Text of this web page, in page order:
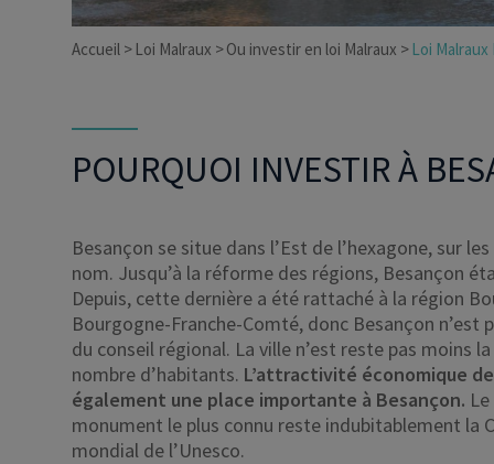
Accueil Loi Malraux Ou investir en loi Malraux Loi
POURQUOI INVESTIR À
Besançon se situe dans l’Est de l’hexagone, sur
nom. Jusqu’à la réforme des régions, Besançon
Depuis, cette dernière a été rattaché à la région
Bourgogne-Franche-Comté, donc Besançon
du conseil régional. La ville n’est reste pas moins
nombre d’habitants. L’attractivité économique
également une place importante à Besançon.
monument le plus connu reste indubitablement la
mondial de l’Unesco.